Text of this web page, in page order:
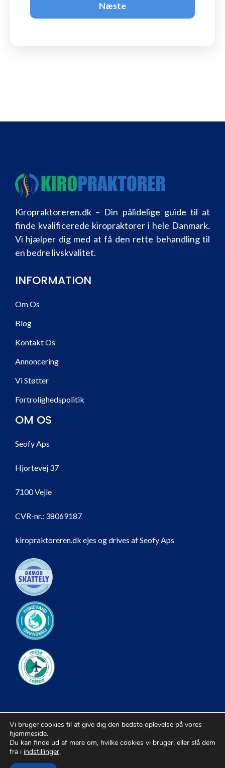
Næste
Kiropraktoreren.dk – Din pålidelige guide til at
finde kvalificerede kiropraktorer i hele Danmark.
Vi hjælper dig med at få den rette behandling til
en bedre livskvalitet.
INFORMATION
Om Os
Blog
Kontakt Os
Annoncering
Vi Støtter
Fortrolighedspolitik
OM OS
Seofy Aps
Hjortevej 37
7100 Vejle
CVR-nr.: 38069187
kiropraktoreren.dk ejes og drives af Seofy Aps
Vi bruger cookies til at give dig den bedste oplevelse på vores
hjemmeside.
Du kan finde ud af mere om, hvilke cookies vi bruger, eller slå dem
fra i indstillinger.